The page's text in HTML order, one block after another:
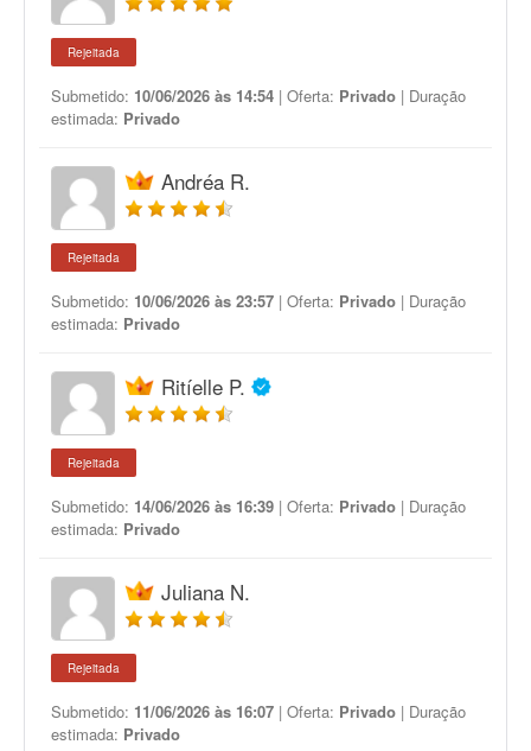
Rejeitada
Submetido: 10/06/2026 às 14:54 | Oferta: Privado | Duração
estimada: Privado
Andréa R.
Rejeitada
Submetido: 10/06/2026 às 23:57 | Oferta: Privado | Duração
estimada: Privado
Ritíelle P.
Rejeitada
Submetido: 14/06/2026 às 16:39 | Oferta: Privado | Duração
estimada: Privado
Juliana N.
Rejeitada
Submetido: 11/06/2026 às 16:07 | Oferta: Privado | Duração
estimada: Privado